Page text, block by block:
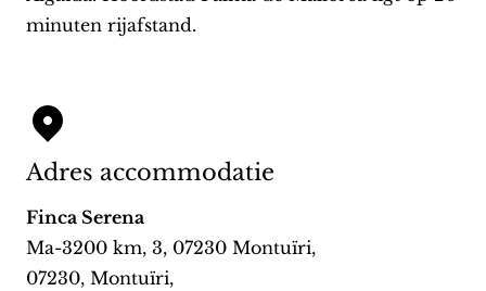
minuten rijafstand.
Adres accommodatie
Finca Serena
Ma-3200 km, 3, 07230 Montuïri,
07230, Montuïri,